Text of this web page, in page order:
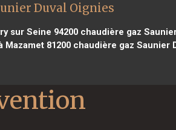
Duval Oignies
sur Seine 94200chaudière gaz
Mazamet 81200 chaudière gaz Saunier